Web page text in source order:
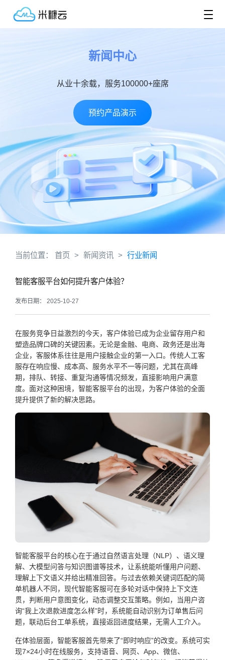
新闻中心
从业十余载，服务100000+座席
预约产品演示
当前位置： 首页 > 新闻资讯 > 行业新闻
智能客服平台如何提升客户体验？
发布日期： 2025-10-27
在服务竞争日益激烈的今天，客户体验已成为企业留存用户和
塑造品牌口碑的关键因素。无论是金融、电商、政务还是出海
企业，客服体系往往是用户接触企业的第一入口。传统人工客
服存在响应慢、成本高、服务水平不一等问题，尤其在高峰
期，排队、转接、重复沟通等情况频发，直接影响用户满意
度。面对这种困境，智能客服平台的出现，为客户体验的全面
提升提供了新的解决思路。
智能客服平台的核心在于通过自然语言处理（NLP）、语义理
解、大模型问答与知识图谱等技术，让系统能听懂用户问题、
理解上下文语义并给出精准回答。与过去依赖关键词匹配的简
单机器人不同，现代智能客服可在多轮对话中保持上下文连
贯，判断用户意图变化，动态调整交互策略。例如，当用户咨
询“我上次退款进度怎么样”时，系统能自动识别为订单售后问
题，联动后台工单系统，直接返回进度结果，无需人工介入。
在体验层面，智能客服首先带来了“即时响应”的改变。系统可实
现7×24小时在线服务，支持语音、网页、App、微信、